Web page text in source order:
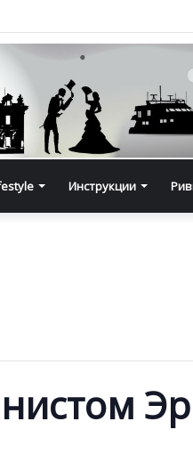
Инструкции